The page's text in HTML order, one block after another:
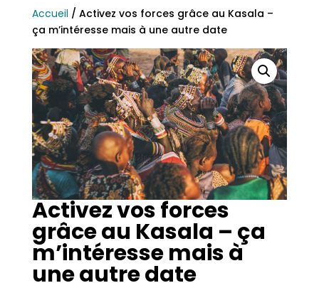
Accueil / Activez vos forces grâce au Kasala –
ça m’intéresse mais à une autre date
Activez vos forces
grâce au Kasala – ça
m’intéresse mais à
une autre date